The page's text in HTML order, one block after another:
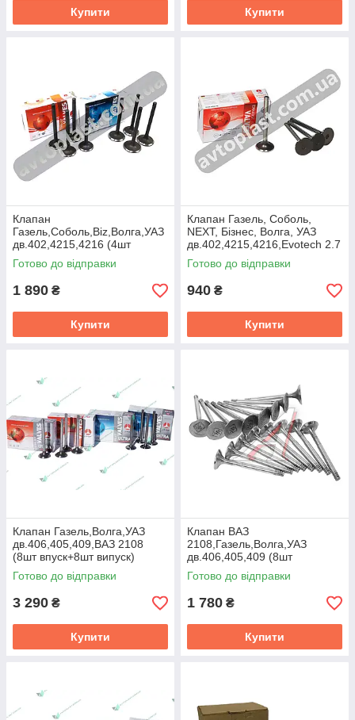
Купити Купити
Клапан
Газель,Соболь,Biz,Волга,УАЗ
дв.402,4215,4216 (4шт
впуск+4шт випуск) азотир.
AMP 3741-2402020
Готово до відправки
1 890 ₴
Купити
Клапан Газель, Соболь,
NEXT, Бізнес, Волга, УАЗ
дв.402,4215,4216,Evotech 2.7
(4шт випуск) AMP
402.1007015
Готово до відправки
940 ₴
Купити
Клапан Газель,Волга,УАЗ
дв.406,405,409,ВАЗ 2108
(8шт впуск+8шт випуск)
(AMP) 406.1001012/10
Готово до відправки
3 290 ₴
Купити
Клапан ВАЗ
2108,Газель,Волга,УАЗ
дв.406,405,409 (8шт
впуск+8шт випуск) (ви-во
ЧАЗ,Челябінськ)
Готово до відправки
1 780 ₴
Купити